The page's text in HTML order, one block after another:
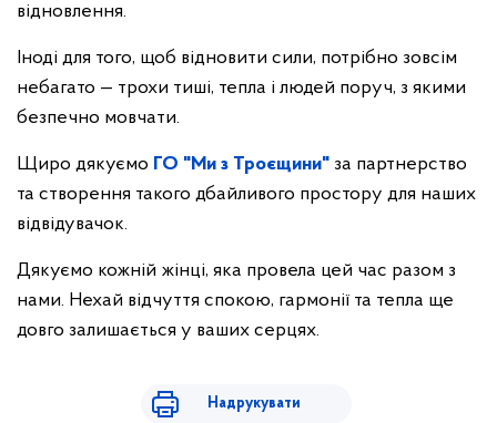
відновлення.
Іноді для того, щоб відновити сили, потрібно зовсім
небагато — трохи тиші, тепла і людей поруч, з якими
безпечно мовчати.
Щиро дякуємо ГО "Ми з Троєщини" за партнерство
та створення такого дбайливого простору для наших
відвідувачок.
Дякуємо кожній жінці, яка провела цей час разом з
нами. Нехай відчуття спокою, гармонії та тепла ще
довго залишається у ваших серцях.
Надрукувати